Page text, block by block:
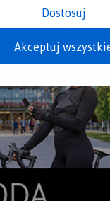
Dostosuj
Akceptuj
idealna
w